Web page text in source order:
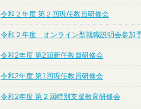
令和２年度 第２回現任教員研修会
令和２年度 オンライン型就職説明会参加
令和2年度 第2回新任教員研修会
令和2年度 第1回現任教員研修会
令和2年度 第２回特別支援教育研修会